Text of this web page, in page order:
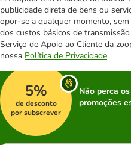
publicidade direta de bens ou
opor-se a qualquer momento,
dos custos básicos de
Serviço de Apoio ao Cliente da
nossa Política de Privacidade
5%
de desconto
por subscrever
Não perca
promoções